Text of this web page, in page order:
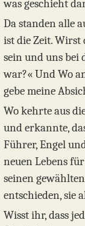
was geschieht
Da standen alle
ist die Zeit. Wirst
sein und uns bei
war?« Und Wo
gebe meine
Wo kehrte aus
und erkannte,
Führer, Engel
neuen Lebens
seinen
entschieden, sie
Wisst ihr, dass